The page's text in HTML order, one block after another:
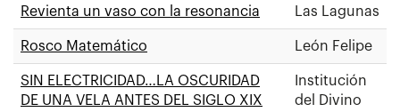
Revienta un vaso con la resonancia Las Lagunas
Rosco Matemático León Felipe
SIN ELECTRICIDAD…LA OSCURIDAD
DE UNA VELA ANTES DEL SIGLO XIX
Institución
del Divino